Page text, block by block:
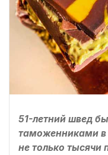
51-летний швед
таможенниками в
не только тысячи